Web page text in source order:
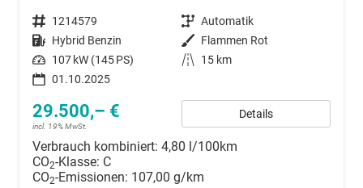
Fahrzeugnummer 1214579 Getriebe Automatik
Kraftstoff Hybrid Benzin Außenfarbe Flammen Rot
Leistung 107 kW (145 PS) Kilometerstand
15 km
01.10.2025
29.500,– €
incl. 19% MwSt.
Details
Verbrauch kombiniert: 4,80 l/100km
CO2-Klasse: C
CO2-Emissionen: 107,00 g/km